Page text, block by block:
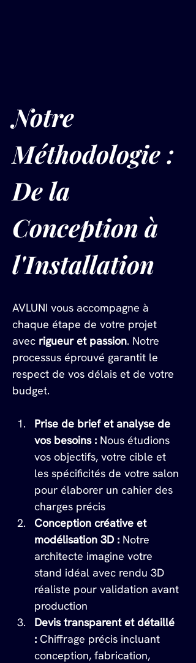
Notre
Méthodologie :
De la
Conception à
l'Installation
AVLUNI vous accompagne à
chaque étape de votre projet
avec rigueur et passion. Notre
processus éprouvé garantit le
respect de vos délais et de votre
budget.
Prise de brief et analyse de
vos besoins : Nous étudions
vos objectifs, votre cible et
les spécificités de votre salon
pour élaborer un cahier des
charges précis
Conception créative et
modélisation 3D : Notre
architecte imagine votre
stand idéal avec rendu 3D
réaliste pour validation avant
production
Devis transparent et détaillé
: Chiffrage précis incluant
conception, fabrication,